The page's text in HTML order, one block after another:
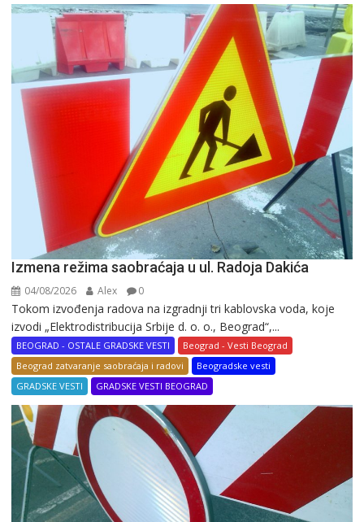
Izmena režima saobraćaja u ul. Radoja Dakića
04/08/2026 Alex 0
Tokom izvođenja radova na izgradnji tri kablovska voda, koje
izvodi „Elektrodistribucija Srbije d. o. o., Beograd“,...
BEOGRAD - OSTALE GRADSKE VESTI
Beograd - Vesti Beograd
Beograd zatvaranje saobraćaja i radovi
Beogradske vesti
GRADSKE VESTI
GRADSKE VESTI BEOGRAD